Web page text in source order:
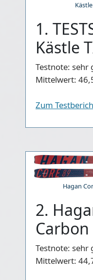
1.
Kästle
Testnote: sehr
Mittelwert:
Zum
Hagan
2.
Carbon
Testnote: sehr
Mittelwert: